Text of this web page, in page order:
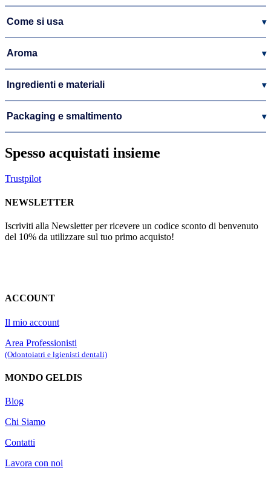
Come si usa ▾
Aroma ▾
Ingredienti e materiali ▾
Packaging e smaltimento ▾
Spesso acquistati insieme
Trustpilot
NEWSLETTER
Iscriviti alla Newsletter per ricevere un codice sconto di benvenuto
del 10% da utilizzare sul tuo primo acquisto!
ACCOUNT
Il mio account
Area Professionisti
(Odontoiatri e lgienisti dentali)
MONDO GELDIS
Blog
Chi Siamo
Contatti
Lavora con noi